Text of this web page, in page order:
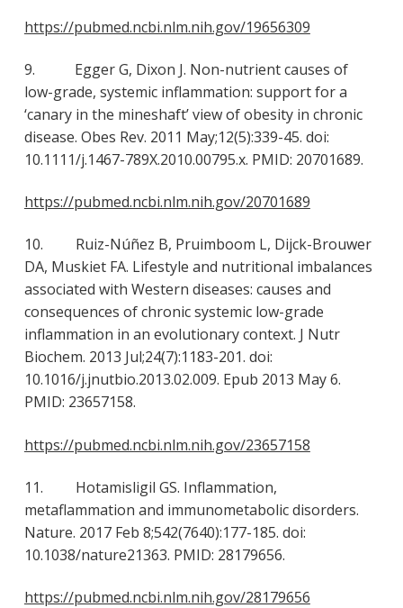
https://pubmed.ncbi.nlm.nih.gov/19656309
9. Egger G, Dixon J. Non-nutrient causes of
low-grade, systemic inflammation: support for a
‘canary in the mineshaft’ view of obesity in chronic
disease. Obes Rev. 2011 May;12(5):339-45. doi:
10.1111/j.1467-789X.2010.00795.x. PMID: 20701689.
https://pubmed.ncbi.nlm.nih.gov/20701689
10. Ruiz-Núñez B, Pruimboom L, Dijck-Brouwer
DA, Muskiet FA. Lifestyle and nutritional imbalances
associated with Western diseases: causes and
consequences of chronic systemic low-grade
inflammation in an evolutionary context. J Nutr
Biochem. 2013 Jul;24(7):1183-201. doi:
10.1016/j.jnutbio.2013.02.009. Epub 2013 May 6.
PMID: 23657158.
https://pubmed.ncbi.nlm.nih.gov/23657158
11. Hotamisligil GS. Inflammation,
metaflammation and immunometabolic disorders.
Nature. 2017 Feb 8;542(7640):177-185. doi:
10.1038/nature21363. PMID: 28179656.
https://pubmed.ncbi.nlm.nih.gov/28179656